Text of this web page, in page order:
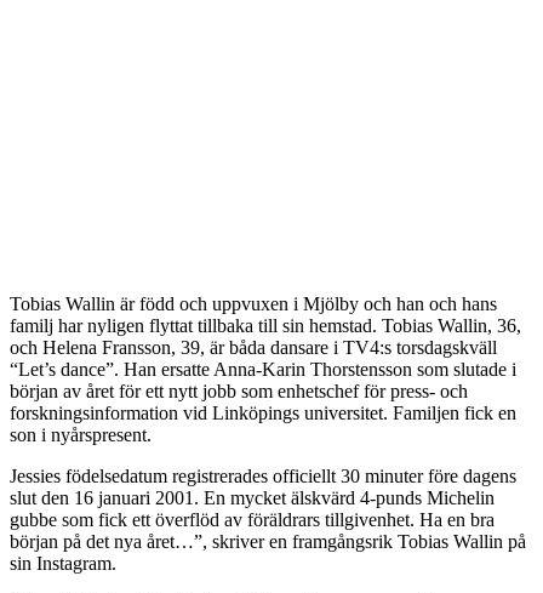
Tobias Wallin är född och uppvuxen i Mjölby och han och hans
familj har nyligen flyttat tillbaka till sin hemstad. Tobias Wallin, 36,
och Helena Fransson, 39, är båda dansare i TV4:s torsdagskväll
“Let’s dance”. Han ersatte Anna-Karin Thorstensson som slutade i
början av året för ett nytt jobb som enhetschef för press- och
forskningsinformation vid Linköpings universitet. Familjen fick en
son i nyårspresent.
Jessies födelsedatum registrerades officiellt 30 minuter före dagens
slut den 16 januari 2001. En mycket älskvärd 4-punds Michelin
gubbe som fick ett överflöd av föräldrars tillgivenhet. Ha en bra
början på det nya året…”, skriver en framgångsrik Tobias Wallin på
sin Instagram.